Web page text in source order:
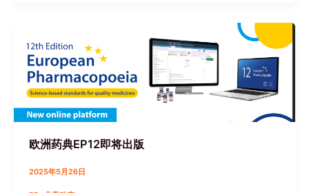
欧洲药典EP12即将出版
2025年5月26日